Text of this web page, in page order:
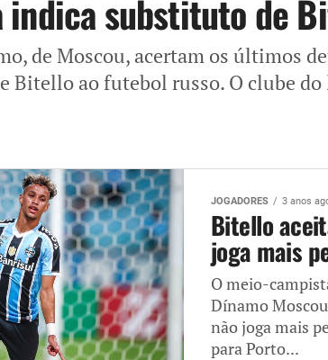
indica substituto de
de Moscou, acertam os últimos
Bitello ao futebol russo. O clube do
JOGADORES 3 anos
Bitello
joga mais
O meio-
Dínamo
não joga mais
para Porto...